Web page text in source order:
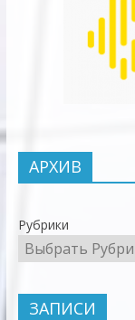
АРХИВ
Рубрики
ЗАПИСИ